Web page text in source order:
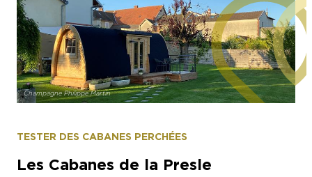
Champagne Philippe Martin
TESTER DES CABANES PERCHÉES
Les Cabanes de la Presle